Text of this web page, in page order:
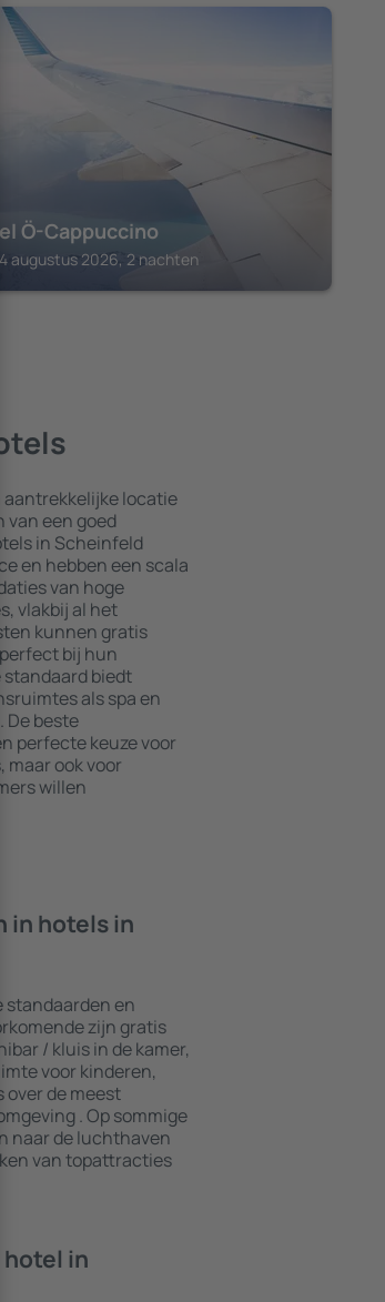
Ö-Cappuccino
augustus 2026, 2 nachten
locatie
van een goed
in Scheinfeld
en hebben een scala
van hoge
vlakbij al het
kunnen gratis
bij hun
biedt
als spa en
De beste
perfecte keuze voor
ook voor
willen
in hotels in
standaarden en
zijn gratis
/ kluis in de kamer,
voor kinderen,
de meest
. Op sommige
naar de luchthaven
van topattracties
in